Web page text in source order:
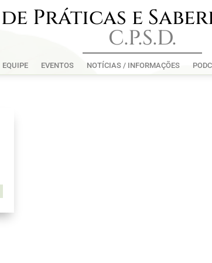
Práticas e
C.P.S.D.
EQUIPE EVENTOS NOTÍCIAS / INFORMAÇÕES